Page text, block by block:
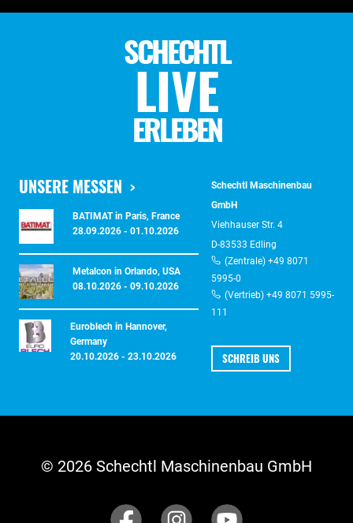
SCHECHTL
LIVE
ERLEBEN
UNSERE MESSEN
BATIMAT in Paris, France
28.09.2026 - 01.10.2026
Metalcon in Orlando, USA
08.10.2026 - 09.10.2026
Euroblech in Hannover,
Germany
20.10.2026 - 23.10.2026
Schechtl Maschinenbau
GmbH
Viehhauser Str. 4
D-83533 Edling
(Zentrale) +49 8071
5995-0
(Vertrieb) +49 8071 5995-
111
SCHREIB UNS
© 2026 Schechtl Maschinenbau GmbH